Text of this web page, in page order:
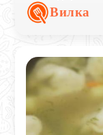
ароматным
любят дети и
семейного
Вилка